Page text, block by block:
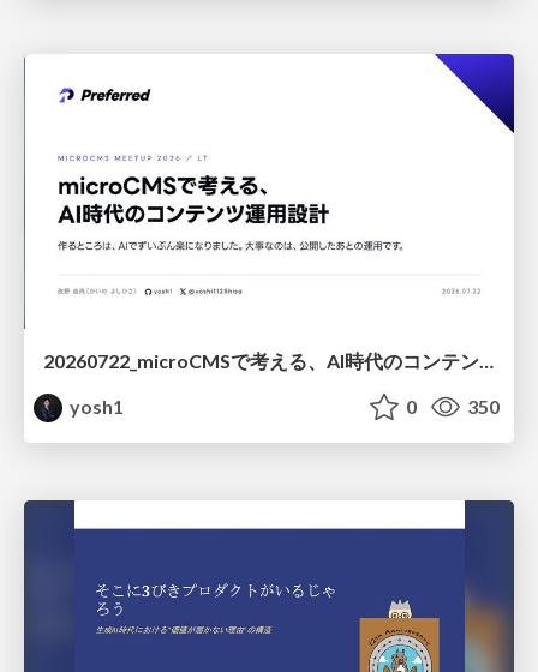
20260722_microCMSで考える、AI時代のコンテンツ運用設計
yosh1
0 350